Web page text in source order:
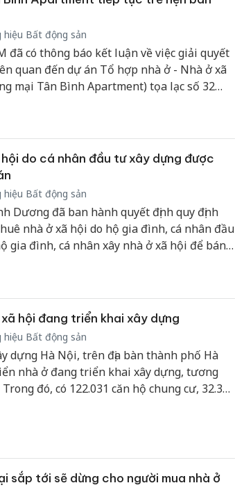
hiệu Bất động sản
đã có thông báo kết luận về việc giải quyết
quan đến dự án Tổ hợp nhà ở - Nhà ở xã
mại Tân Bình Apartment) tọa lạc số 32
hội do cá nhân đầu tư xây dựng được
hiệu Bất động sản
Dương đã ban hành quyết định quy định
nhà ở xã hội do hộ gia đình, cá nhân đầu
gia đình, cá nhân xây nhà ở xã hội để bán,
hội đang triển khai xây dựng
hiệu Bất động sản
dựng Hà Nội, trên địa bàn thành phố Hà
nhà ở đang triển khai xây dựng, tương
đó, có 122.031 căn hộ chung cư, 32.383
sắp tới sẽ dừng cho người mua nhà ở